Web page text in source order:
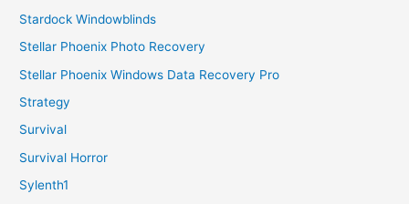
Stardock Windowblinds
Stellar Phoenix Photo Recovery
Stellar Phoenix Windows Data Recovery Pro
Strategy
Survival
Survival Horror
Sylenth1